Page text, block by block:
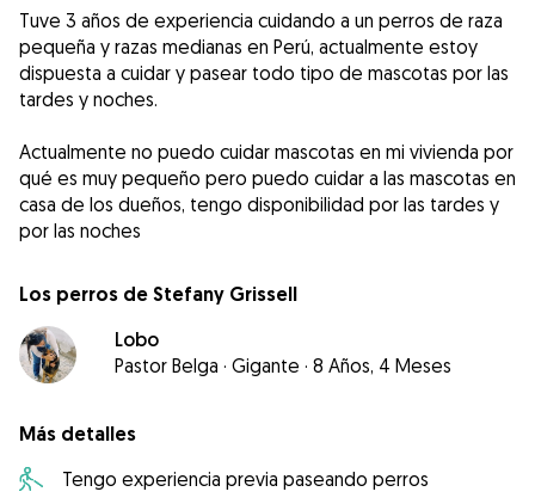
Tuve 3 años de experiencia cuidando a un perros de raza
pequeña y razas medianas en Perú, actualmente estoy
dispuesta a cuidar y pasear todo tipo de mascotas por las
tardes y noches.
Actualmente no puedo cuidar mascotas en mi vivienda por
qué es muy pequeño pero puedo cuidar a las mascotas en
casa de los dueños, tengo disponibilidad por las tardes y
por las noches
Los perros de Stefany Grissell
Lobo
Pastor Belga · Gigante · 8 Años, 4 Meses
Más detalles
Tengo experiencia previa paseando perros